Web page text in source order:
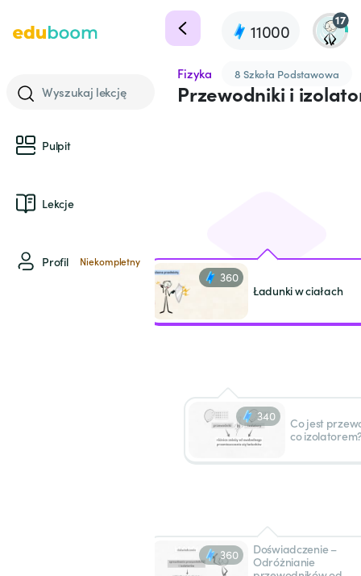
11000
17
Wyszukaj lekcję
Pulpit
Lekcje
Profil Niekompletny
Fizyka 8 Szkoła Podstawowa
Przewodniki i
360
Ładunki w ciałach
340
Co jest
co
360
Doświadczenie –
Odróżnianie